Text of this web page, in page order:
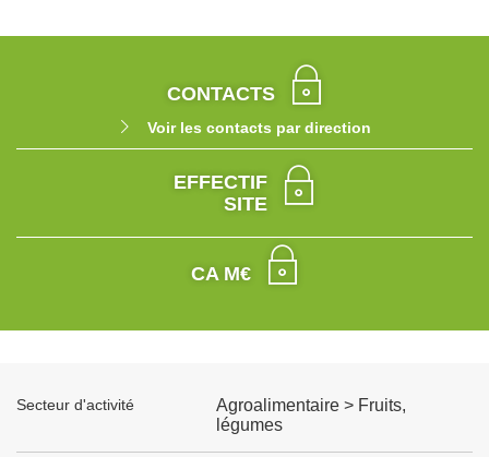
CONTACTS
Voir les contacts par direction
EFFECTIF
SITE
CA M€
Secteur d'activité
Agroalimentaire > Fruits,
légumes